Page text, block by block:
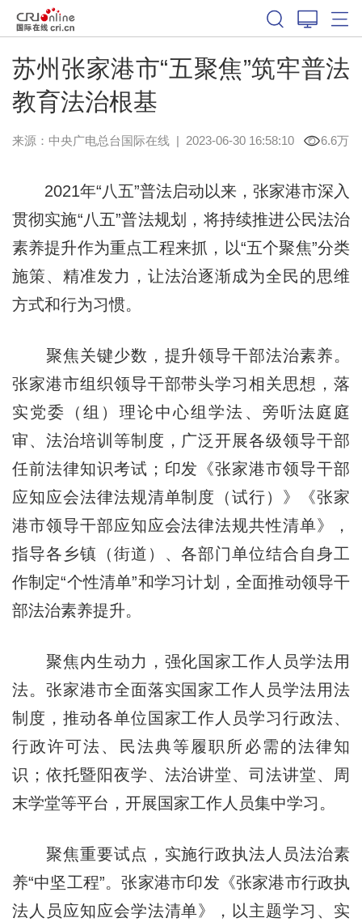
苏州张家港市“五聚焦”筑牢普法
教育法治根基
来源：中央广电总台国际在线| 2023-06-30 16:58:10 6.6万
2021年“八五”普法启动以来，张家港市深入
贯彻实施“八五”普法规划，将持续推进公民法治
素养提升作为重点工程来抓，以“五个聚焦”分类
施策、精准发力，让法治逐渐成为全民的思维
方式和行为习惯。
聚焦关键少数，提升领导干部法治素养。
张家港市组织领导干部带头学习相关思想，落
实党委（组）理论中心组学法、旁听法庭庭
审、法治培训等制度，广泛开展各级领导干部
任前法律知识考试；印发《张家港市领导干部
应知应会法律法规清单制度（试行）》《张家
港市领导干部应知应会法律法规共性清单》，
指导各乡镇（街道）、各部门单位结合自身工
作制定“个性清单”和学习计划，全面推动领导干
部法治素养提升。
聚焦内生动力，强化国家工作人员学法用
法。张家港市全面落实国家工作人员学法用法
制度，推动各单位国家工作人员学习行政法、
行政许可法、民法典等履职所必需的法律知
识；依托暨阳夜学、法治讲堂、司法讲堂、周
末学堂等平台，开展国家工作人员集中学习。
聚焦重要试点，实施行政执法人员法治素
养“中坚工程”。张家港市印发《张家港市行政执
法人员应知应会学法清单》，以主题学习、实